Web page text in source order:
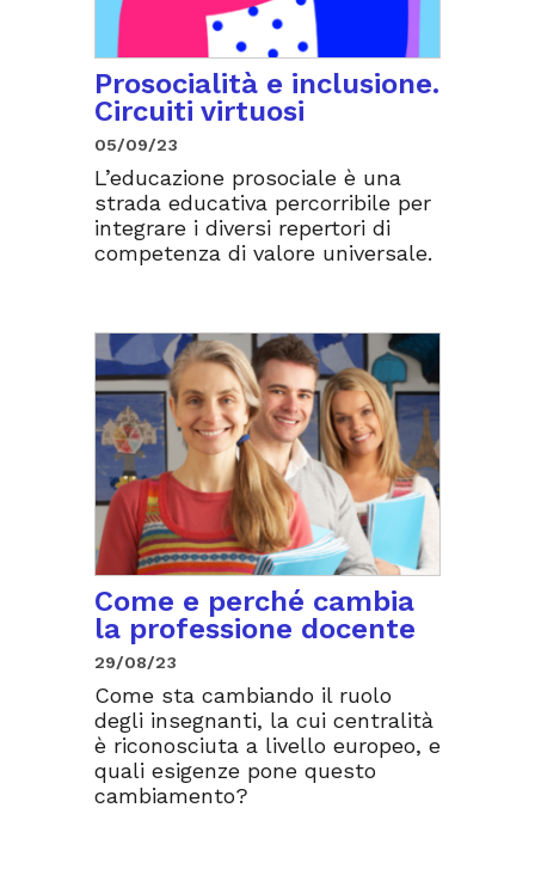
Prosocialità e inclusione.
Circuiti virtuosi
05/09/23
L’educazione prosociale è una
strada educativa percorribile per
integrare i diversi repertori di
competenza di valore universale.
Come e perché cambia
la professione docente
29/08/23
Come sta cambiando il ruolo
degli insegnanti, la cui centralità
è riconosciuta a livello europeo, e
quali esigenze pone questo
cambiamento?